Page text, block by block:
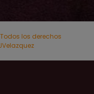
los derechos